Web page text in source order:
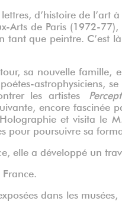
d’histoire de l’art
Arts de Paris (1972-
tant que peintre. C’est
sa nouvelle famille,
astrophysiciens,
les artistes
encore fascinée
et visita le
pour poursuivre sa
elle a développé un
dans les